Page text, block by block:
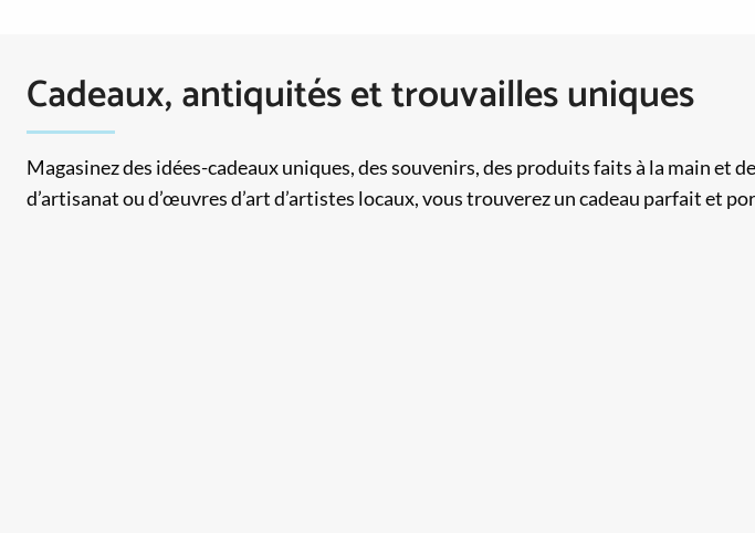
Cadeaux, antiquités et trouvailles uniques
Magasinez des idées-cadeaux uniques, des souvenirs, des produits faits à la main et
d’artisanat ou d’œuvres d’art d’artistes locaux, vous trouverez un cadeau parfait et